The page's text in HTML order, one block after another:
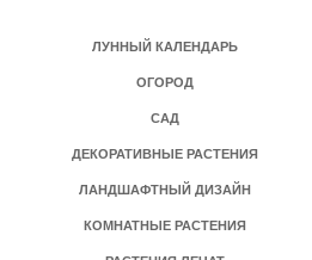
ЛУННЫЙ КАЛЕНДАРЬ
ОГОРОД
САД
ДЕКОРАТИВНЫЕ РАСТЕНИЯ
ЛАНДШАФТНЫЙ ДИЗАЙН
КОМНАТНЫЕ РАСТЕНИЯ